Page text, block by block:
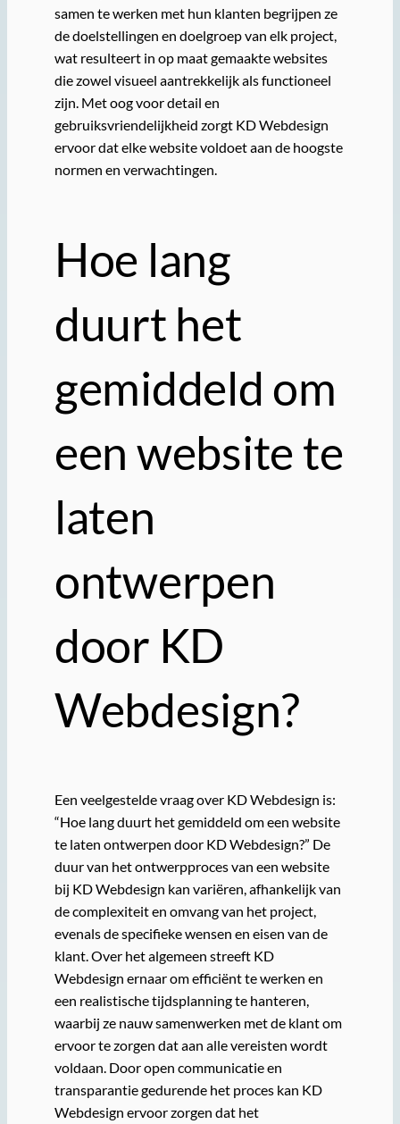
samen te werken met hun klanten begrijpen ze
de doelstellingen en doelgroep van elk project,
wat resulteert in op maat gemaakte websites
die zowel visueel aantrekkelijk als functioneel
zijn. Met oog voor detail en
gebruiksvriendelijkheid zorgt KD Webdesign
ervoor dat elke website voldoet aan de hoogste
normen en verwachtingen.
Hoe lang
duurt het
gemiddeld om
een website te
laten
ontwerpen
door KD
Webdesign?
Een veelgestelde vraag over KD Webdesign is:
“Hoe lang duurt het gemiddeld om een website
te laten ontwerpen door KD Webdesign?” De
duur van het ontwerpproces van een website
bij KD Webdesign kan variëren, afhankelijk van
de complexiteit en omvang van het project,
evenals de specifieke wensen en eisen van de
klant. Over het algemeen streeft KD
Webdesign ernaar om efficiënt te werken en
een realistische tijdsplanning te hanteren,
waarbij ze nauw samenwerken met de klant om
ervoor te zorgen dat aan alle vereisten wordt
voldaan. Door open communicatie en
transparantie gedurende het proces kan KD
Webdesign ervoor zorgen dat het